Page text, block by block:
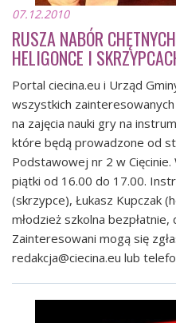
07.12.2010
RUSZA NABÓR
HELIGONCE I
Portal ciecina.eu i Urząd
wszystkich zainteresowanych
na zajęcia nauki gry na
które będą prowadzone od
Podstawowej nr 2 w
piątki od 16.00 do 17.00.
(skrzypce), Łukasz Kupczak
młodzież szkolna bezpłatnie,
Zainteresowani mogą się
redakcja@ciecina.eu lub